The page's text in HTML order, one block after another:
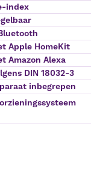
index
Apple HomeKit
Amazon Alexa
DIN 18032-3
inbegrepen